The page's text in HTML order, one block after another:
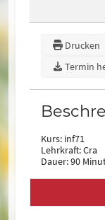
Drucken
Termin
Kurs: inf71
Lehrkraft: Cra
Dauer: 90